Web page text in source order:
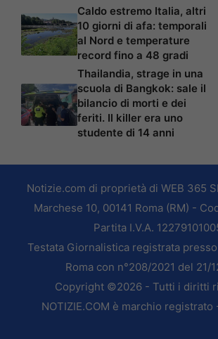
Caldo estremo Italia, altri
10 giorni di afa: temporali
al Nord e temperature
record fino a 48 gradi
Thailandia, strage in una
scuola di Bangkok: sale il
bilancio di morti e dei
feriti. Il killer era uno
studente di 14 anni
Notizie.com di proprietà di WEB 365
Marchese 10, 00141 Roma (RM) -
Partita I.V.A.
Testata Giornalistica registrata
Roma con n°208/2021 del 21/
Copyright ©2026 - Tutti i diritti
NOTIZIE.COM è marchio registrato